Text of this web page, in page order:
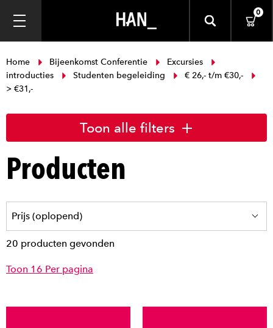
0
Home Bijeenkomst Conferentie
Excursies
introducties
Studenten begeleiding
€ 26,- t/m €30,-
> €31,-
Toon alle filters
Producten
20 producten gevonden
Toon 16 Per pagina